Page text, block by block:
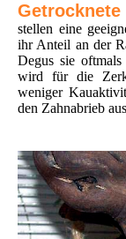
stellen eine
ihr Anteil an der
Degus sie
wird für die
weniger
den Zahnabrieb